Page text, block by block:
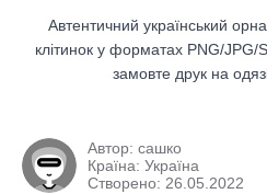
Автентичний український
клітинок у форматах PNG/JPG/
замовте друк на
Автор: сашко
Країна: Україна
Створено: 26.05.2022